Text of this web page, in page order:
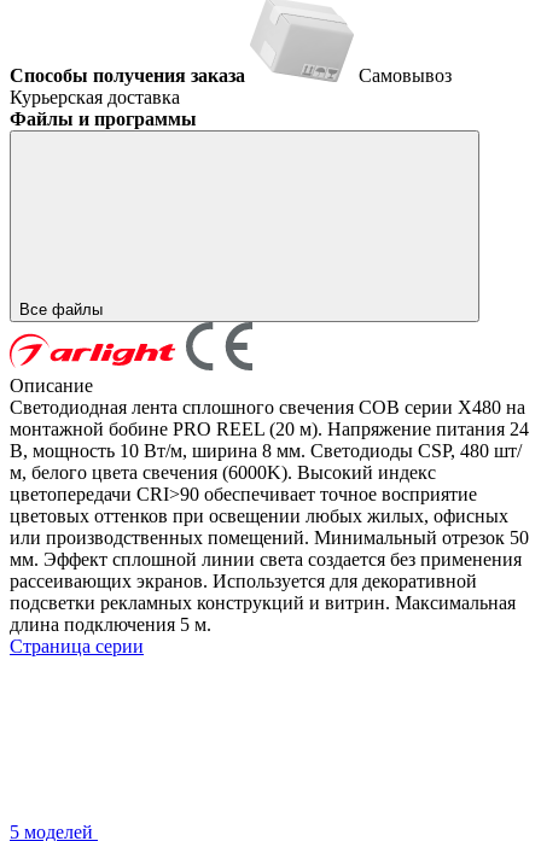
Способы получения заказа
Самовывоз
Курьерская доставка
Файлы и программы
Все файлы
Описание
Светодиодная лента сплошного свечения COB серии X480 на
монтажной бобине PRO REEL (20 м). Напряжение питания 24
В, мощность 10 Вт/м, ширина 8 мм. Светодиоды CSP, 480 шт/
м, белого цвета свечения (6000K). Высокий индекс
цветопередачи CRI>90 обеспечивает точное восприятие
цветовых оттенков при освещении любых жилых, офисных
или производственных помещений. Минимальный отрезок 50
мм. Эффект сплошной линии света создается без применения
рассеивающих экранов. Используется для декоративной
подсветки рекламных конструкций и витрин. Максимальная
длина подключения 5 м.
Страница серии
5 моделей